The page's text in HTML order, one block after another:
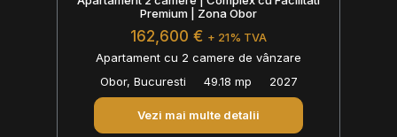
Premium | Zona Obor
162,600 € + 21% TVA
Apartament cu 2 camere de vânzare
Obor, Bucuresti
49.18 mp 2027
Vezi mai multe detalii